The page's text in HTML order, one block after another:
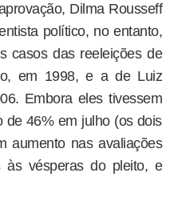
Dilma Rousseff
político, no entanto,
casos das reeleições de
em 1998, e a de Luiz
Embora eles tivessem
de 46% em julho (os dois
aumento nas avaliações
às vésperas do pleito, e